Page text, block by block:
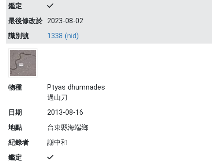
鑑定
最後修改於 2023-08-02
識別號
1338 (nid)
物種
Ptyas dhumnades
過山刀
日期
2013-08-16
地點
台東縣海端鄉
紀錄者
謝中和
鑑定